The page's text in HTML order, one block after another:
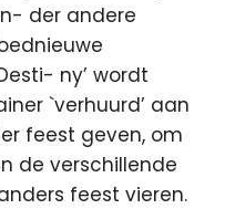
der andere
ny’ wordt
`verhuurd’ aan
feest geven, om
de verschillende
feest vieren.